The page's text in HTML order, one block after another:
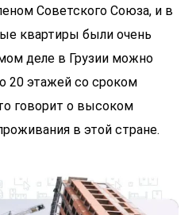
Советского Союза, и в
квартиры были очень
деле в Грузии можно
20 этажей со сроком
говорит о высоком
в этой стране.